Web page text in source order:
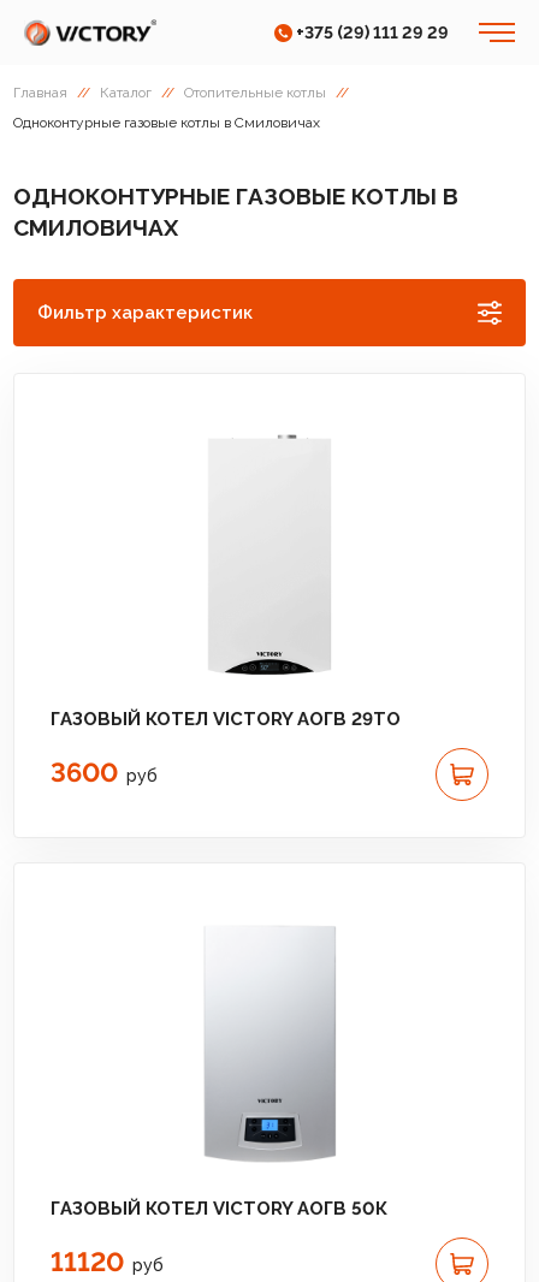
+375 (29) 111 29 29
Главная // Каталог // Отопительные котлы
//
Одноконтурные газовые котлы в Смиловичах
ОДНОКОНТУРНЫЕ ГАЗОВЫЕ КОТЛЫ В
СМИЛОВИЧАХ
Фильтр характеристик
ГАЗОВЫЙ КОТЕЛ VICTORY АОГВ 29TO
3600 руб
ГАЗОВЫЙ КОТЕЛ VICTORY АОГВ 50К
11120 руб